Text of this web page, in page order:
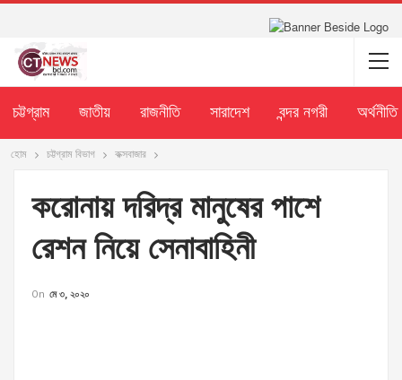
চট্টগ্রাম জাতীয় রাজনীতি সারাদেশ বন্দর নগরী অর্থনীতি
হোম চট্টগ্রাম বিভাগ কক্সবাজার
করোনায় দরিদ্র মানুষের পাশে
রেশন নিয়ে সেনাবাহিনী
On মে ৩, ২০২০